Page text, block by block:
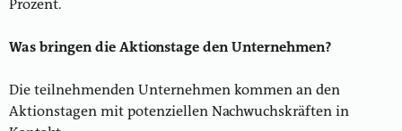
Prozent.
Was bringen die Aktionstage den Unternehmen?
Die teilnehmenden Unternehmen kommen an den
Aktionstagen mit potenziellen Nachwuchskräften in